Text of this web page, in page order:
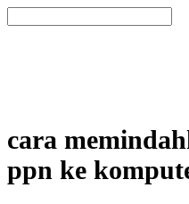
to
cara
ppn ke